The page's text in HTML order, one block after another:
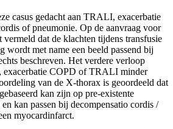
casus gedacht aan TRALI, exacerbatie
of pneumonie. Op de aanvraag voor
dat de klachten tijdens transfusie
wordt met name een beeld passend bij
beschreven. Het verdere verloop
exacerbatie COPD of TRALI minder
van de X-thorax is geoordeeld dat
kan zijn op pre-existente
kan passen bij decompensatio cordis /
myocardinfarct.